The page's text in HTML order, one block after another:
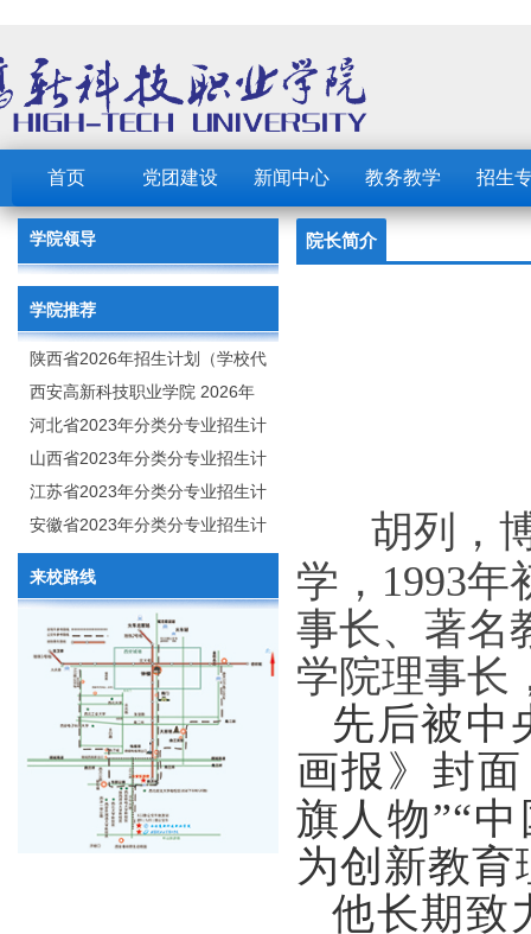
首页 党团建设 新闻中心 教务教学 招生
学院领导
学院推荐
陕西省2026年招生计划（学校代
码：8103）
西安高新科技职业学院 2026年
招生章程
河北省2023年分类分专业招生计
划（院校代号：1889）
山西省2023年分类分专业招生计
划（院校代号：5560）
江苏省2023年分类分专业招生计
划（院校代号：8931）
安徽省2023年分类分专业招生计
划（院校代号：2648）
来校路线
院长简介
胡列，
学，1993
事长、著名
学院理事长
先后被中
画报》封
旗人物”“
为创新教
他长期致